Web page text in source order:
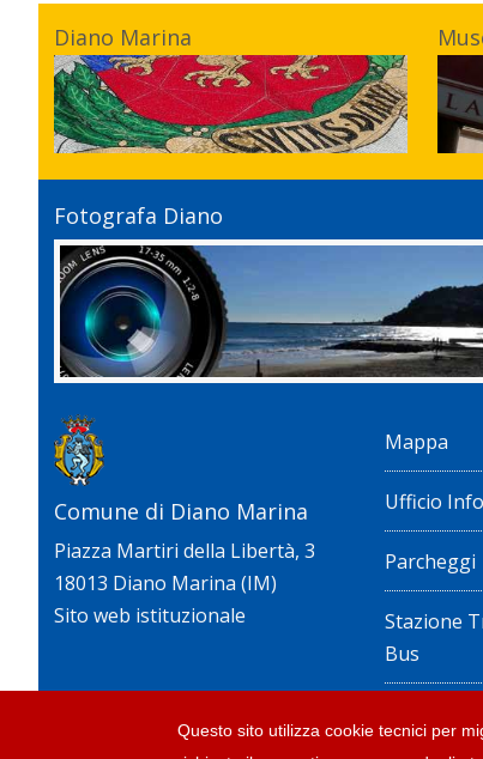
Diano Marina
Fotografa Diano
Comune di Diano Marina
Piazza Martiri della Libertà, 3
18013 Diano Marina (IM)
Sito web istituzionale
Mappa
Ufficio
Parcheggi
Stazione
Bus
Questo sito utilizza cookie tecnici per